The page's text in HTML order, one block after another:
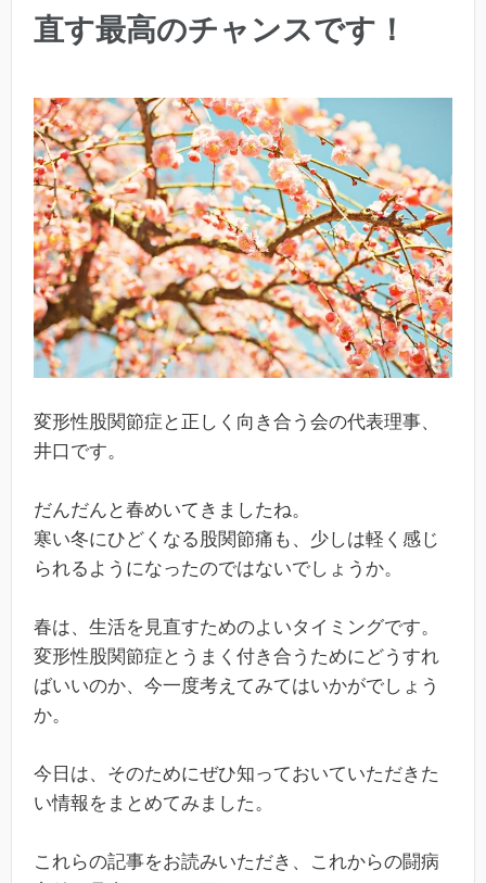
直す最高のチャンスです！
変形性股関節症と正しく向き合う会の代表理事、
井口です。
だんだんと春めいてきましたね。
寒い冬にひどくなる股関節痛も、少しは軽く感じ
られるようになったのではないでしょうか。
春は、生活を見直すためのよいタイミングです。
変形性股関節症とうまく付き合うためにどうすれ
ばいいのか、今一度考えてみてはいかがでしょう
か。
今日は、そのためにぜひ知っておいていただきた
い情報をまとめてみました。
これらの記事をお読みいただき、これからの闘病